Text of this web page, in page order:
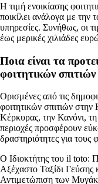
Η τιμή ενοικίασης
ποικίλει ανάλογα με την
υπηρεσίες. Συνήθως, οι
έως μερικές χιλιάδες
Ποια είναι τα
φοιτητικών
Ορισμένες από τις
φοιτητικών σπιτιών
Κέρκυρας, την Κανόνι,
περιοχές προσφέρουν
δραστηριότητες για τους
Ο Ιδιοκτήτης του il toto:
Αξέχαστο Ταξίδι Γεύσης
Αντιμετώπιση των